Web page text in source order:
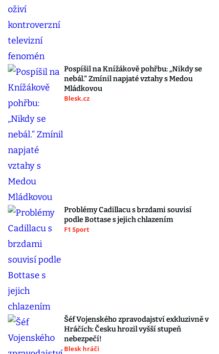
Pospíšil na Knížákově pohřbu: „Nikdy se
nebál.“ Zmínil napjaté vztahy s Medou
Mládkovou
Blesk.cz
Problémy Cadillacu s brzdami souvisí
podle Bottase s jejich chlazením
F1 Sport
Šéf Vojenského zpravodajství exkluzivně v
Hráčích: Česku hrozil vyšší stupeň
nebezpečí!
Blesk hráči